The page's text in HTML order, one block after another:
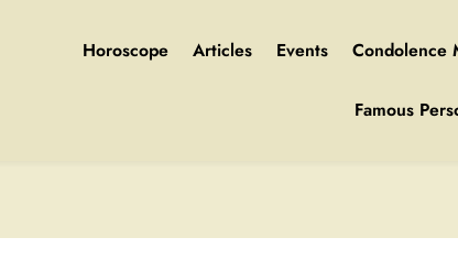
Horoscope Articles Events Condolence
Famous